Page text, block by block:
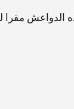
الدواعش مقرا